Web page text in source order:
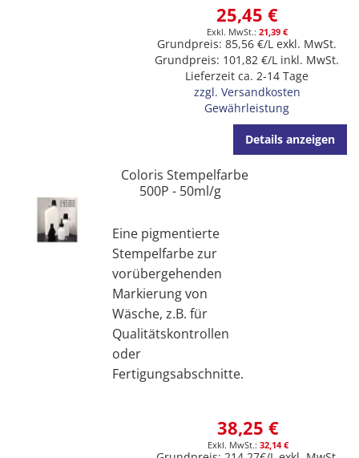
25,45 €
21,39 €
Grundpreis: 85,56 €/L exkl. MwSt.
Grundpreis: 101,82 €/L inkl. MwSt.
Lieferzeit ca. 2-14 Tage
zzgl. Versandkosten
Gewährleistung
Details anzeigen
Coloris Stempelfarbe
500P - 50ml/g
Eine pigmentierte
Stempelfarbe zur
vorübergehenden
Markierung von
Wäsche, z.B. für
Qualitätskontrollen
oder
Fertigungsabschnitte.
38,25 €
32,14 €